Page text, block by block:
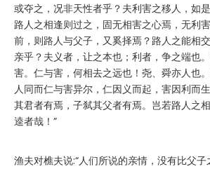
或夺之，况非天性者乎？夫利害之移人，如
路人之相逢则过之，固无相害之心焉，无利
前，则路人与父子，又奚择焉？路人之能相
亲乎？夫义者，让之本也；利者，争之端也
害。仁与害，何相去之远也！尧、舜亦人也
人同而仁与害异尔，仁因义而起，害因利而
其君者有焉，子弑其父者有焉。岂若路人之
逵者哉！”
渔夫对樵夫说:“人们所说的亲情，没有比父